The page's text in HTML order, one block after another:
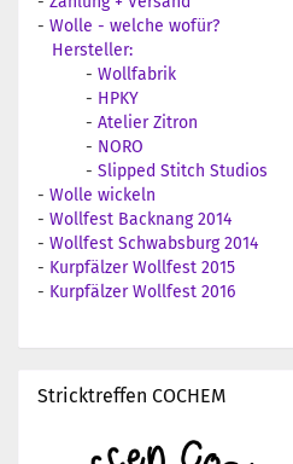
- Wolle - welche wofür?
Hersteller:
- Wollfabrik
- HPKY
- Atelier Zitron
- NORO
- Slipped Stitch Studios
- Wolle wickeln
- Wollfest Backnang 2014
- Wollfest Schwabsburg 2014
- Kurpfälzer Wollfest 2015
- Kurpfälzer Wollfest 2016
Stricktreffen COCHEM